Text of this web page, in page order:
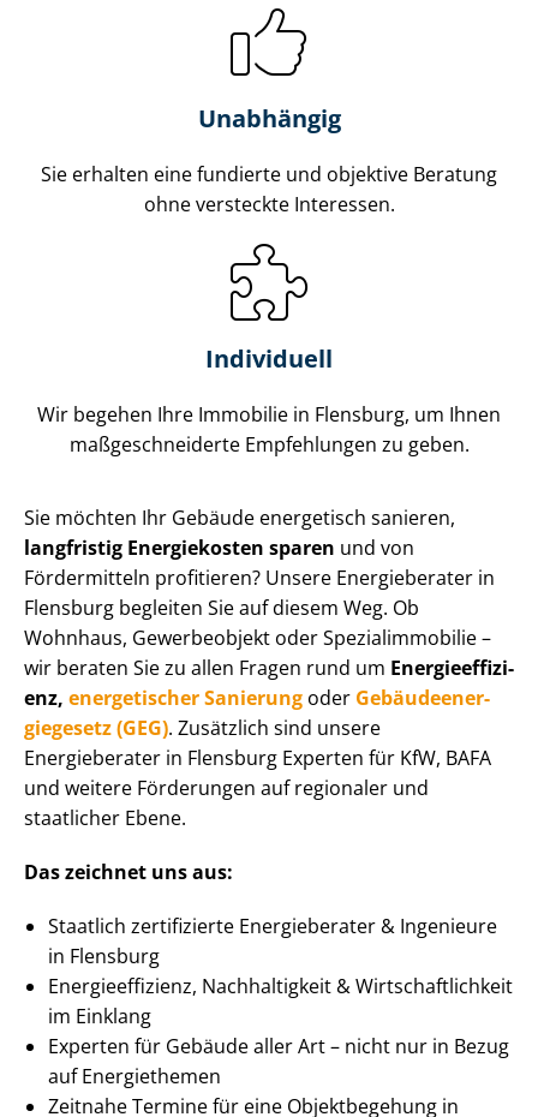
Unabhängig
Sie erhalten eine fundierte und objektive Beratung
ohne versteckte Interessen.
Individuell
Wir begehen Ihre Immobilie in Flensburg, um Ihnen
maß­ge­schnei­der­te Empfehlungen zu geben.
Sie möchten Ihr Gebäude energetisch sanieren,
langfristig Energiekosten sparen und von
Fördermitteln profitieren? Unsere Energieberater in
Flensburg begleiten Sie auf diesem Weg. Ob
Wohnhaus, Gewerbeobjekt oder Spe­zi­al­im­mo­bi­lie –
wir beraten Sie zu allen Fragen rund um En­er­gie­ef­fi­zi­
enz, energetischer Sanierung oder Ge­bäu­de­en­er­
gie­ge­setz (GEG). Zusätzlich sind unsere
Energieberater in Flensburg Experten für KfW, BAFA
und weitere Förderungen auf regionaler und
staatlicher Ebene.
Das zeichnet uns aus:
Staatlich zertifizierte Energieberater & Ingenieure
in Flensburg
En­er­gie­ef­fi­zi­enz, Nachhaltigkeit & Wirt­schaft­lich­keit
im Einklang
Experten für Gebäude aller Art – nicht nur in Bezug
auf Energiethemen
Zeitnahe Termine für eine Objektbegehung in